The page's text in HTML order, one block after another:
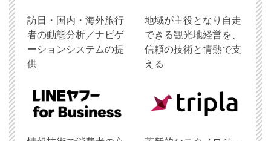
訪日・国内・海外旅行
者の動態分析／ナビゲ
ーションシステムの提
供
地域が主役となり自走
できる観光地経営を、
信頼の技術と情熱で支
える